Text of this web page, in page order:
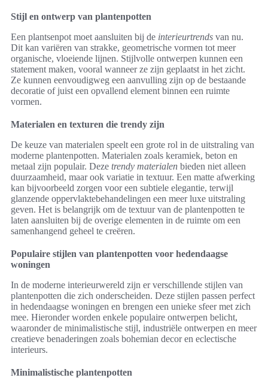
Stijl en ontwerp van plantenpotten
Een plantsenpot moet aansluiten bij de interieurtrends van nu.
Dit kan variëren van strakke, geometrische vormen tot meer
organische, vloeiende lijnen. Stijlvolle ontwerpen kunnen een
statement maken, vooral wanneer ze zijn geplaatst in het zicht.
Ze kunnen eenvoudigweg een aanvulling zijn op de bestaande
decoratie of juist een opvallend element binnen een ruimte
vormen.
Materialen en texturen die trendy zijn
De keuze van materialen speelt een grote rol in de uitstraling van
moderne plantenpotten. Materialen zoals keramiek, beton en
metaal zijn populair. Deze trendy materialen bieden niet alleen
duurzaamheid, maar ook variatie in textuur. Een matte afwerking
kan bijvoorbeeld zorgen voor een subtiele elegantie, terwijl
glanzende oppervlaktebehandelingen een meer luxe uitstraling
geven. Het is belangrijk om de textuur van de plantenpotten te
laten aansluiten bij de overige elementen in de ruimte om een
samenhangend geheel te creëren.
Populaire stijlen van plantenpotten voor hedendaagse
woningen
In de moderne interieurwereld zijn er verschillende stijlen van
plantenpotten die zich onderscheiden. Deze stijlen passen perfect
in hedendaagse woningen en brengen een unieke sfeer met zich
mee. Hieronder worden enkele populaire ontwerpen belicht,
waaronder de minimalistische stijl, industriële ontwerpen en meer
creatieve benaderingen zoals bohemian decor en eclectische
interieurs.
Minimalistische plantenpotten